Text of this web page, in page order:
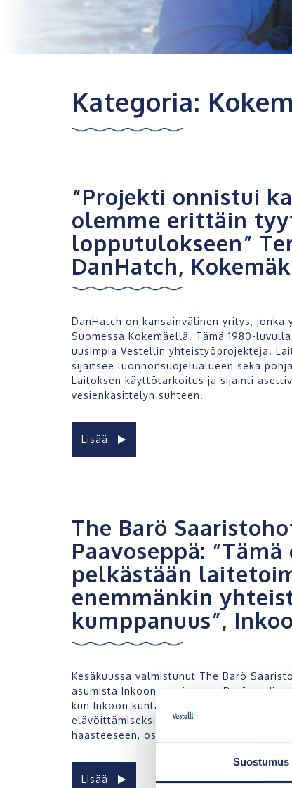
Suostumus
Kategoria:
“Projekti onnistui
olemme erittäin
lopputulokseen”
DanHatch,
DanHatch on kansainvälinen yritys, jonka
Suomessa Kokemäellä. Tämä 1980-
uusimpia Vestellin yhteistyöprojekteja.
sijaitsee luonnonsuojelualueen sekä
Laitoksen käyttötarkoitus ja sijainti
vesienkäsittelyn suhteen.
Lisää
The Barö
Paavoseppä:
pelkästään
enemmänkin
kumppanuus”, Inkoo
Kesäkuussa valmistunut The Barö
asumista Inkoon saaristossa Barösundin
kun Inkoon kunta kaavaili alueelle
elävöittämiseksi. Jussi Paavoseppä ja
haasteeseen, ostivat tontin ja ideoivat
Lisää